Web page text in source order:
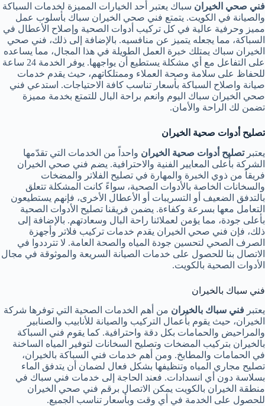
فني صحي الخيران سباك يعتبر أحد الخيارات المميزة لخدمات السباكة
والصيانة في الكويت. يتمتع فني صحي الخيران سباك بأسلوب عمل
مميز وحرفية عالية في كل تركيب أدوات الصحية وإصلاح الأعطال في
السباكة، مما يجعله يتميز عن منافسيه. بالإضافة إلى ذلك، فني صحي
الخيران سباك يمتلك خبرة العمل الطويلة في هذا المجال، مما يساعده
على التفاعل مع أي مشكلة يستطيع أن يواجهها. يوفر الخدمة 24 ساعة
للحفاظ على سلامة وصحة العملاء وممتلكاتهم، حيث يقدم خدمات
صيانة واصلاح السباكة بأسعار تناسب كافة الاحتياجات. استدعي فني
صحي الخيران سباك اليوم وانعم براحة البال للتمتع بخدمة مميزة
تضمن لك الراحة والأمان.
تصليح أدوات صحية الخيران
يعتبرتصليح أدوات صحية الخيران واحداً من الخدمات التي تقدّمها
الشركة بأعلى المعايير الفنية والاحترافية. يضم فني صحي الخيران
فريقاً من ذوي الخبرة والمهارة في تصليح الفلاتر والمضخات
والسخانات الخاصة بالأدوات الصحية، سواءً كانت المشكلة تتعلق
بالتدفق الضعيف أو التسريبات أو الأعطال الأخرى، فإنهم يستطيعون
التعامل معها بسرعة وكفاءة. يضمن فريقنا تصليح الأدوات الصحية
بأعلى جودة، مما يؤمن لعملائنا راحة البال وسعادتهم. بالإضافة إلى
ذلك، فإن فني صحي الخيران يقدم خدمات تركيب فلاتر وأجهزة
الصرف الصحي لتحسين جودة المياه والصحة العامة. لا تترددوا في
الاتصال بنا للحصول على خدمات الصيانة السريعة والموثوقة في مجال
الأدوات الصحية بالكويت.
فني سباك بالخيران
يعتبر فني سباك بالخيران من أهم الخدمات الصحية التي توفرها شركة
الخيران، حيث يقوم بأعمال التركيب والصيانة للأنابيب والصنابير
والمراحيض والحمامات بكل دقة واحترافية. كما يقوم فني السباكة
بالخيران بتركيب المضخات وتصليح السخانات لتوفير المياه الساخنة
في الحمامات والمطابخ. ومن أهم خدمات فني السباكة بالخيران،
تصليح مجاري المياه وتنظيفها بشكل فعال لضمان أن يتدفق الماء
بسلاسة دون أي انسدادات. فعند الحاجة إلى خدمات فني سباك في
منطقة الخيران بالكويت يمكن الاتصال برقم فني صحي الخيران
للحصول على الخدمة في أي وقت وبأسعار تناسب الجميع.